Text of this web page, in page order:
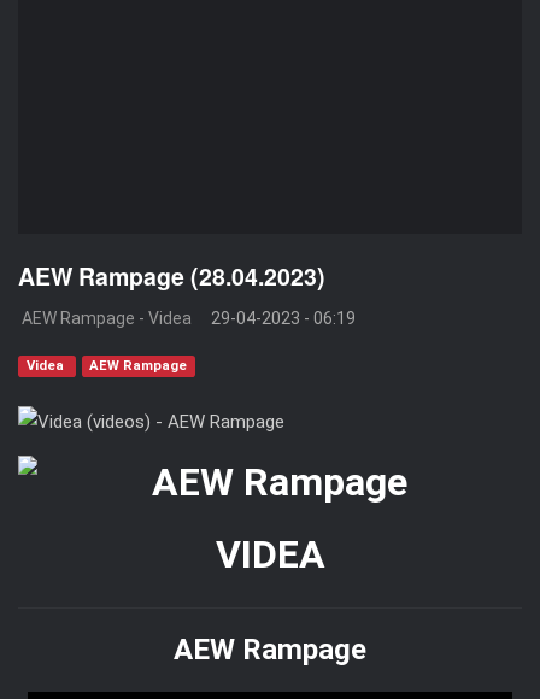
AEW Rampage (28.04.2023)
AEW Rampage - Videa 29-04-2023 - 06:19
Videa AEW Rampage
VIDEA
AEW Rampage